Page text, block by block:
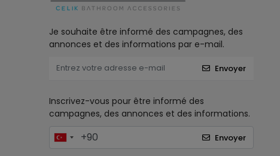
Je souhaite être informé des campagnes, des
annonces et des informations par e-mail.
Envoyer
Inscrivez-vous pour être informé des
campagnes, des annonces et des informations.
Envoyer